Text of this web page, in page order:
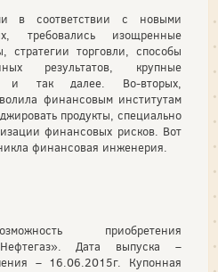
в соответствии с новыми
требовались изощренные
стратегии торговли, способы
результатов, крупные
и так далее. Во-вторых,
финансовым институтам
продукты, специально
финансовых рисков. Вот
финансовая инженерия.
приобретения
Дата выпуска –
– 16.06.2015г. Купонная